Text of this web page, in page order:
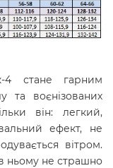
стане гарним
та воєнізованих
він: легкий,
ефект, не
вітром.
ньому не страшно